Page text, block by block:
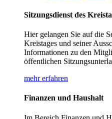
Sitzungsdienst des
Hier gelangen Sie auf die
Kreistages und seiner
Informationen zu den
öffentlichen
mehr erfahren
Finanzen und Haushalt